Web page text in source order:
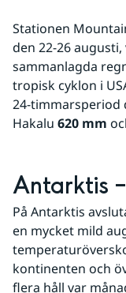
Stationen
den 22-26
sammanlagda
tropisk cyklon i
24-timmarsperiod
Hakalu 620 mm
Antarktis
På Antarktis
en mycket mild
kontinenten och
flera håll var